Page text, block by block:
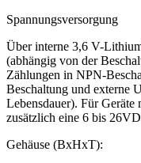
Spannungsversorgung
Über interne 3,6 V-
(abhängig von der
Zählungen in NPN-
Beschaltung und externe
Lebensdauer). Für
zusätzlich eine 6 bis
Gehäuse (BxHxT):